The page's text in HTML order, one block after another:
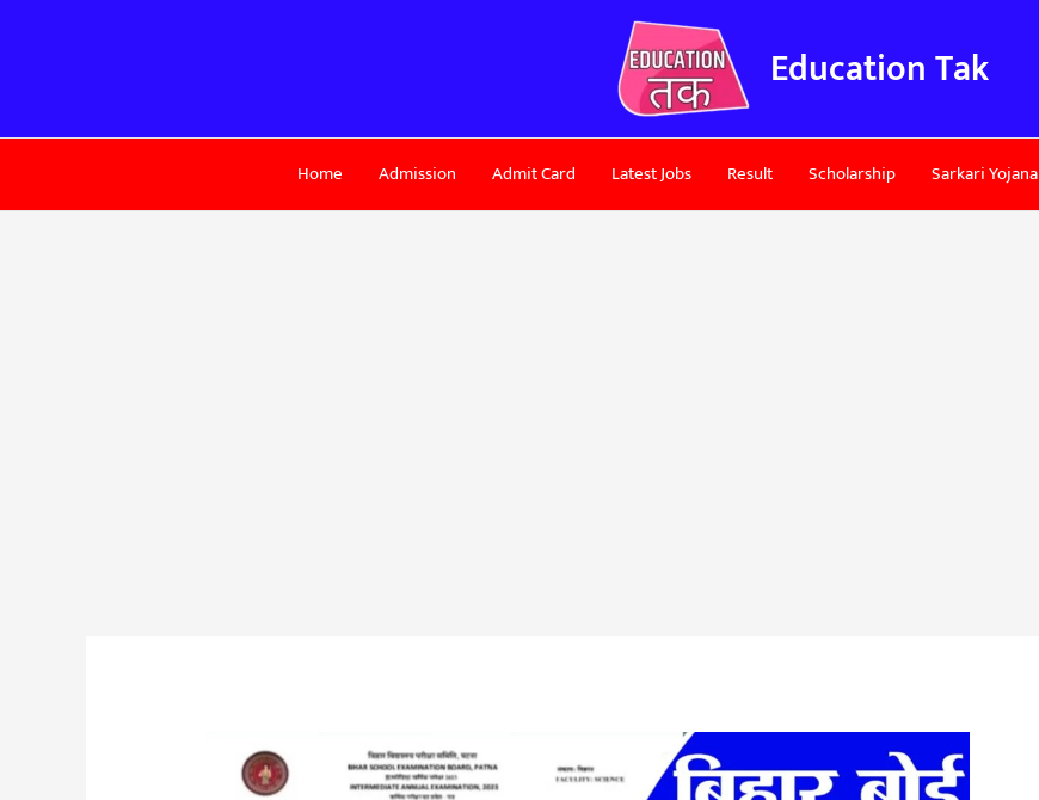
Education Tak
Home Admission Admit Card Latest Jobs Result Scholarship Sarkari Yojana